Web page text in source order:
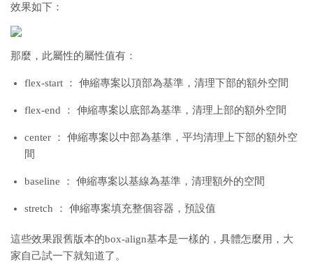
效果如下：
那麼，此屬性的屬性值有：
flex-start ： 伸縮專案以頂部為基準，清理下部的額外空間
flex-end ： 伸縮專案以底部為基準，清理上部的額外空間
center ： 伸縮專案以中部為基準，平均清理上下部的額外空
間
baseline ： 伸縮專案以基線為基準，清理額外的空間
stretch ： 伸縮專案填充整個容器，預設值
這些效果跟舊版本的box-align基本是一樣的，具體怎麼用，大
家自己試一下就知道了。